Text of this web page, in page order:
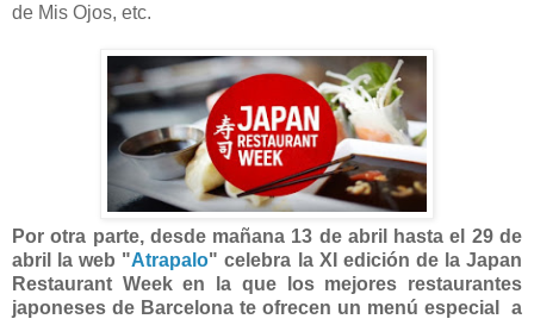
de Mis Ojos, etc.
Por otra parte, desde mañana 13 de abril hasta el 29 de
abril la web "Atrapalo" celebra la XI edición de la Japan
Restaurant Week en la que los mejores restaurantes
japoneses de Barcelona te ofrecen un menú especial a